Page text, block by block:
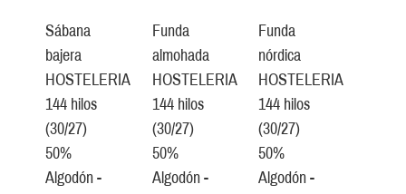
Sábana
bajera
HOSTELERIA
144 hilos
(30/27)
50%
Algodón -
Funda
almohada
HOSTELERIA
144 hilos
(30/27)
50%
Algodón -
Funda
nórdica
HOSTELERIA
144 hilos
(30/27)
50%
Algodón -